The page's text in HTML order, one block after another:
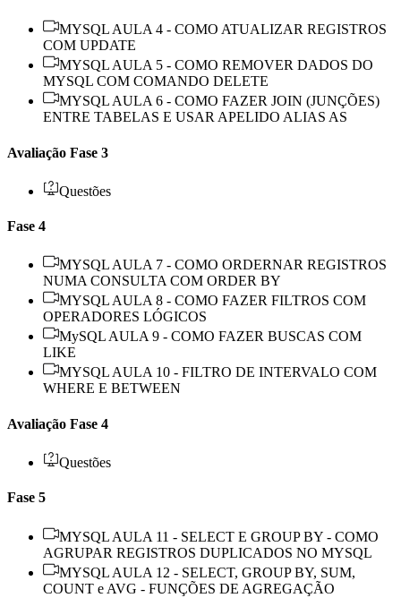
MYSQL AULA 4 - COMO ATUALIZAR REGISTROS
COM UPDATE
MYSQL AULA 5 - COMO REMOVER DADOS DO
MYSQL COM COMANDO DELETE
MYSQL AULA 6 - COMO FAZER JOIN (JUNÇÕES)
ENTRE TABELAS E USAR APELIDO ALIAS AS
Avaliação Fase 3
Questões
Fase 4
MYSQL AULA 7 - COMO ORDERNAR REGISTROS
NUMA CONSULTA COM ORDER BY
MYSQL AULA 8 - COMO FAZER FILTROS COM
OPERADORES LÓGICOS
MySQL AULA 9 - COMO FAZER BUSCAS COM
LIKE
MYSQL AULA 10 - FILTRO DE INTERVALO COM
WHERE E BETWEEN
Avaliação Fase 4
Questões
Fase 5
MYSQL AULA 11 - SELECT E GROUP BY - COMO
AGRUPAR REGISTROS DUPLICADOS NO MYSQL
MYSQL AULA 12 - SELECT, GROUP BY, SUM,
COUNT e AVG - FUNÇÕES DE AGREGAÇÃO